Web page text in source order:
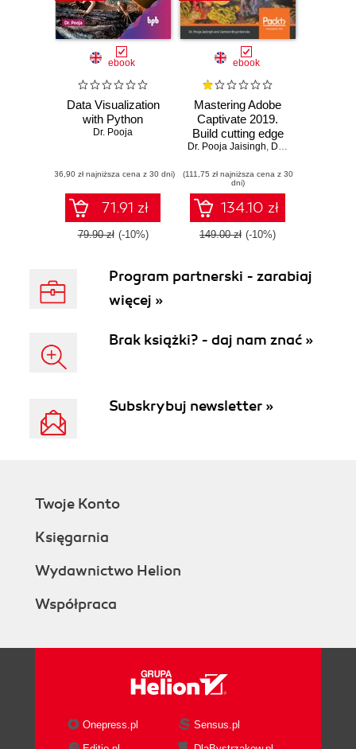
ebook
Data Visualization
with Python
Dr. Pooja
(36,90 zł najniższa cena z 30 dni)
71.91 zł
79.90 zł (-10%)
ebook
Mastering Adobe
Captivate 2019.
Build cutting edge
professional
and interactive
eLearning content
with Adobe
Captivate - Fifth
Edition
Dr. Pooja Jaisingh, Damien Bruyndonckx
(111,75 zł najniższa cena z 30
dni)
134.10 zł
149.00 zł (-10%)
Program partnerski - zarabiaj
więcej »
Brak książki? - daj nam znać »
Subskrybuj newsletter »
Twoje Konto
Księgarnia
Wydawnictwo Helion
Współpraca
Onepress.pl
Sensus.pl